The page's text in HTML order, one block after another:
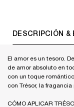
DESCRIPCIÓN &
El amor es un tesoro.
de amor absoluto en
con un toque
con Trésor, la
CÓMO APLICAR